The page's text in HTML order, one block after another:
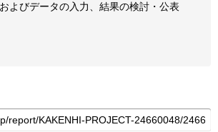
よびデータの入力、結果の検討・公表